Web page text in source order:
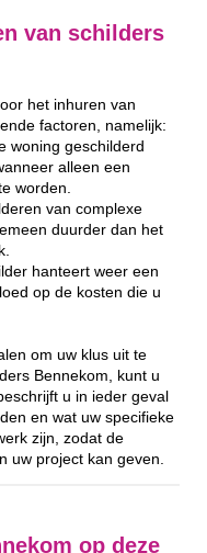
van schilders
het inhuren van
factoren, namelijk:
woning geschilderd
alleen een
worden.
van complexe
duurder dan het
hanteert weer een
op de kosten die u
om uw klus uit te
Bennekom, kunt u
u in ieder geval
en wat uw specifieke
zijn, zodat de
uw project kan geven.
op deze